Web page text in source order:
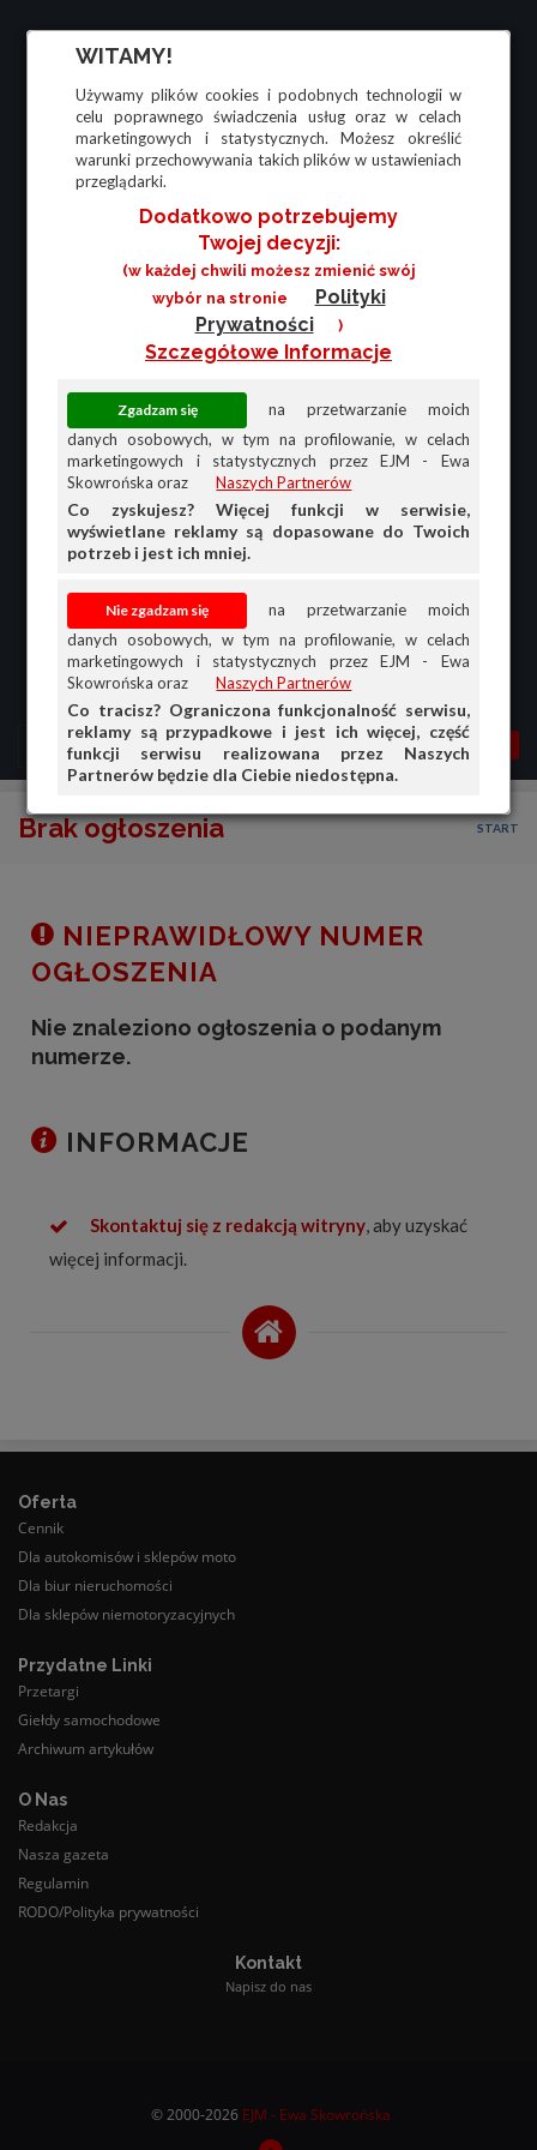
WITAMY!
Używamy plików cookies i podobnych technologii w
celu poprawnego świadczenia usług oraz w celach
marketingowych i statystycznych. Możesz określić
warunki przechowywania takich plików w ustawieniach
przeglądarki.
Dodatkowo potrzebujemy
Twojej decyzji:
(w każdej chwili możesz zmienić swój
wybór na stronie
Polityki
Prywatności
)
Szczegółowe Informacje
na przetwarzanie moich
danych osobowych, w tym na profilowanie, w celach
marketingowych i statystycznych przez EJM - Ewa
Skowrońska oraz
Naszych Partnerów
Co zyskujesz? Więcej funkcji w serwisie,
wyświetlane reklamy są dopasowane do Twoich
potrzeb i jest ich mniej.
na przetwarzanie moich
danych osobowych, w tym na profilowanie, w celach
marketingowych i statystycznych przez EJM - Ewa
Skowrońska oraz
Naszych Partnerów
Co tracisz? Ograniczona funkcjonalność serwisu,
reklamy są przypadkowe i jest ich więcej, część
funkcji serwisu realizowana przez Naszych
Partnerów będzie dla Ciebie niedostępna.
MENU MOJA AG
Brak ogłoszenia START
NIEPRAWIDŁOWY NUMER
OGŁOSZENIA
Nie znaleziono ogłoszenia o podanym
numerze.
INFORMACJE
Skontaktuj się z redakcją witryny, aby uzyskać
więcej informacji.
Oferta
Cennik
Dla autokomisów i sklepów moto
Dla biur nieruchomości
Dla sklepów niemotoryzacyjnych
Przydatne Linki
Przetargi
Giełdy samochodowe
Archiwum artykułów
O Nas
Redakcja
Nasza gazeta
Regulamin
RODO/Polityka prywatności
Kontakt
Napisz do nas
© 2000-2026 EJM - Ewa Skowrońska